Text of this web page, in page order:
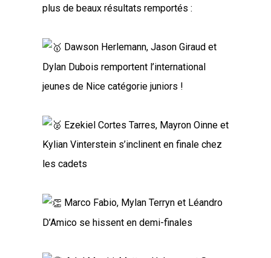
plus de beaux résultats remportés :
Dawson Herlemann, Jason Giraud et
Dylan Dubois remportent l’international
jeunes de Nice catégorie juniors !
Ezekiel Cortes Tarres, Mayron Oinne et
Kylian Vinterstein s’inclinent en finale chez
les cadets
Marco Fabio, Mylan Terryn et Léandro
D’Amico se hissent en demi-finales